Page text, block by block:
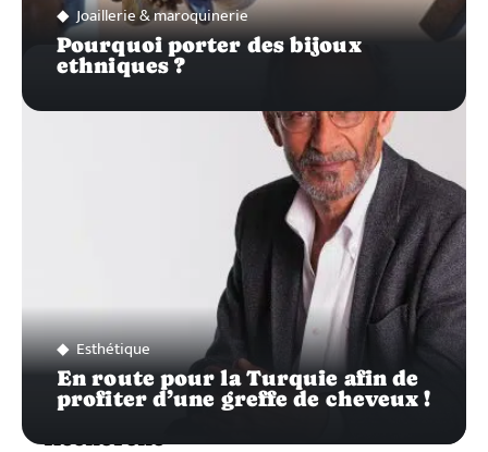
Joaillerie & maroquinerie
Pourquoi porter des bijoux
ethniques ?
Esthétique
En route pour la Turquie afin de
profiter d’une greffe de cheveux !
Recherche